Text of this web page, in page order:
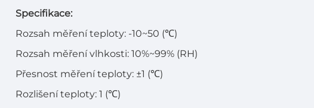
Specifikace:
Rozsah měření teploty: -10~50 (℃)
Rozsah měření vlhkosti: 10%~99% (RH)
Přesnost měření teploty: ±1 (℃)
Rozlišení teploty: 1 (℃)